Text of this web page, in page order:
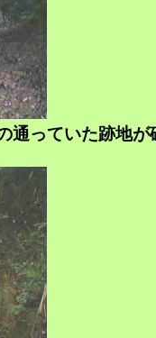
っていた跡地が